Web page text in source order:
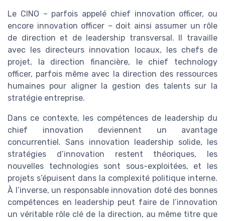
Le CINO – parfois appelé chief innovation officer, ou
encore innovation officer – doit ainsi assumer un rôle
de direction et de leadership transversal. Il travaille
avec les directeurs innovation locaux, les chefs de
projet, la direction financière, le chief technology
officer, parfois même avec la direction des ressources
humaines pour aligner la gestion des talents sur la
stratégie entreprise.
Dans ce contexte, les compétences de leadership du
chief innovation deviennent un avantage
concurrentiel. Sans innovation leadership solide, les
stratégies d’innovation restent théoriques, les
nouvelles technologies sont sous-exploitées, et les
projets s’épuisent dans la complexité politique interne.
À l’inverse, un responsable innovation doté des bonnes
compétences en leadership peut faire de l’innovation
un véritable rôle clé de la direction, au même titre que